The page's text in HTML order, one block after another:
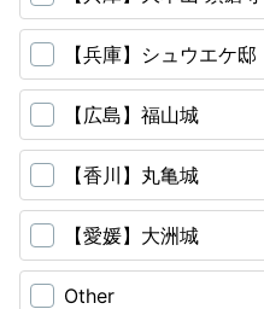
【兵庫】シュウエケ邸
【広島】福山城
【香川】丸亀城
【愛媛】大洲城
Other